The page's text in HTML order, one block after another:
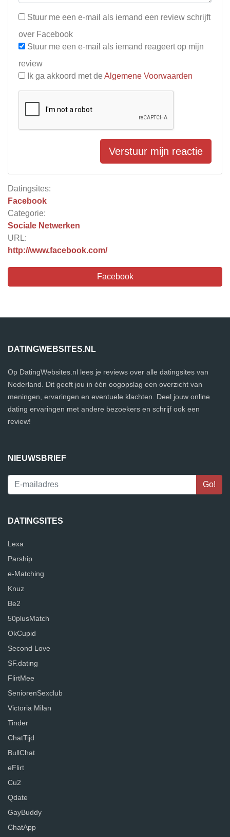
Datingsites:
Facebook
Categorie:
Sociale Netwerken
URL:
http://www.facebook.com/
Facebook
Stuur me een e-mail als iemand een review schrijft
over Facebook
Stuur me een e-mail als iemand reageert op mijn
review
Ik ga akkoord met de Algemene Voorwaarden
Verstuur mijn reactie
DATINGWEBSITES.NL
Op DatingWebsites.nl lees je reviews over alle datingsites van
Nederland. Dit geeft jou in één oogopslag een overzicht van
meningen, ervaringen en eventuele klachten. Deel jouw online
dating ervaringen met andere bezoekers en schrijf ook een
review!
NIEUWSBRIEF
DATINGSITES
Lexa
Parship
e-Matching
Knuz
Be2
50plusMatch
OkCupid
Second Love
SF.dating
FlirtMee
SeniorenSexclub
Victoria Milan
Tinder
ChatTijd
BullChat
eFlirt
Cu2
Qdate
GayBuddy
ChatApp